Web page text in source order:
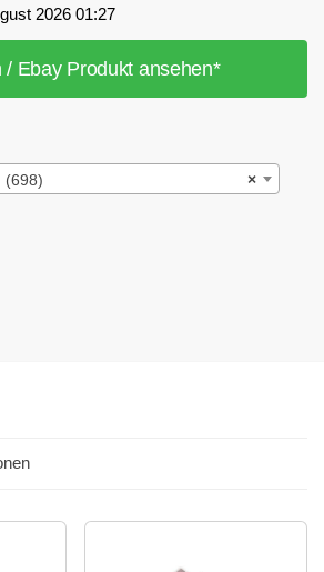
2026 01:27
/ Ebay Produkt ansehen*
×
(698)